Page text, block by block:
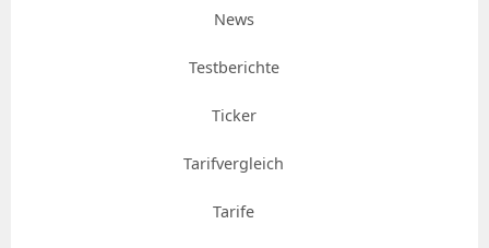
News
Testberichte
Ticker
Tarifvergleich
Tarife